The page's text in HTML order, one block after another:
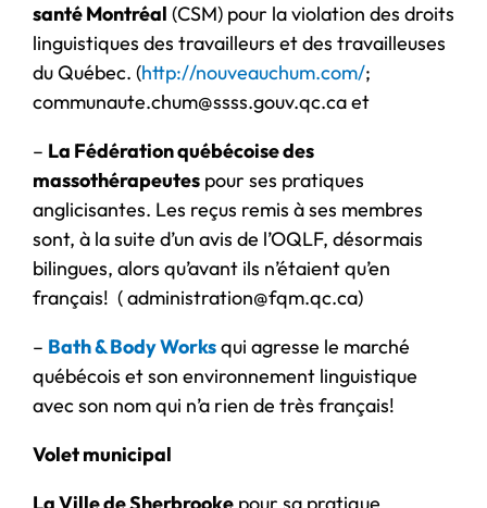
santé Montréal (CSM) pour la violation des droits
linguistiques des travailleurs et des travailleuses
du Québec. (http://nouveauchum.com/;
communaute.chum@ssss.gouv.qc.ca et
– La Fédération québécoise des
massothérapeutes pour ses pratiques
anglicisantes. Les reçus remis à ses membres
sont, à la suite d’un avis de l’OQLF, désormais
bilingues, alors qu’avant ils n’étaient qu’en
français! ( administration@fqm.qc.ca)
– Bath & Body Worksqui agresse le marché
québécois et son environnement linguistique
avec son nom qui n’a rien de très français!
Volet municipal
La Ville de Sherbrooke pour sa pratique